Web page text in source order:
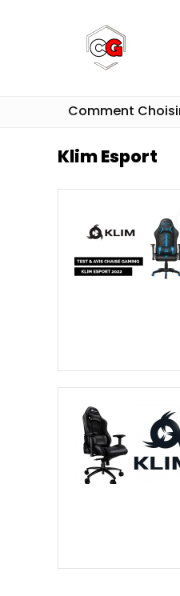
Comment
Klim Esport